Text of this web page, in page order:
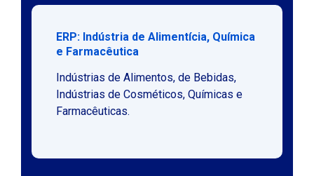
ERP: Indústria de Alimentícia, Química
e Farmacêutica
Indústrias de Alimentos, de Bebidas,
Indústrias de Cosméticos, Químicas e
Farmacêuticas.